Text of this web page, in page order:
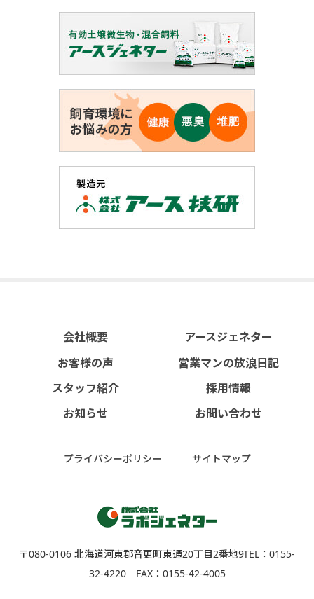
会社概要
アースジェネター
お客様の声
営業マンの放浪日記
スタッフ紹介
採用情報
お知らせ
お問い合わせ
プライバシーポリシー サイトマップ
〒080-0106 北海道河東郡⾳更町東通20丁⽬2番地9TEL：0155-
32-4220 FAX：0155-42-4005